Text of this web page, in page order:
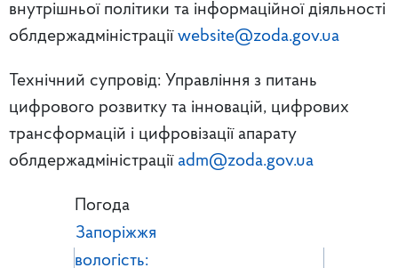
внутрішньої політики та інформаційної діяльності
облдержадміністрації website@zoda.gov.ua
Технічний супровід: Управління з питань
цифрового розвитку та інновацій, цифрових
трансформацій і цифровізації апарату
облдержадміністрації adm@zoda.gov.ua
Погода
Запоріжжя
вологість: